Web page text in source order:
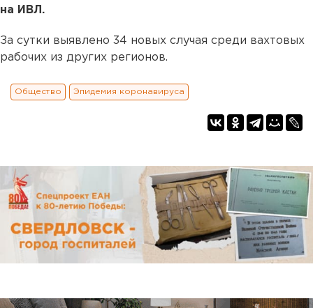
на ИВЛ.
За сутки выявлено 34 новых случая среди вахтовых
рабочих из других регионов.
Общество Эпидемия коронавируса